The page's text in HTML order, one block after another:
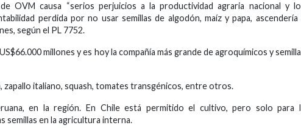
OVM causa “serios perjuicios a la productividad agraria nacional y
perdida por no usar semillas de algodón, maíz y papa, ascendería
según el PL 7752.
millones y es hoy la compañía más grande de agroquímicos y
zapallo italiano, squash, tomates transgénicos, entre otros.
en la región. En Chile está permitido el cultivo, pero solo para
semillas en la agricultura interna.